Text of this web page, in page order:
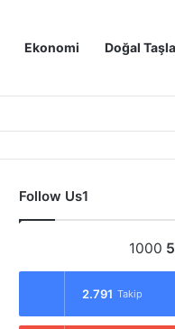
Ekonomi Doğal
Follow Us1
1000
2.791 Takip